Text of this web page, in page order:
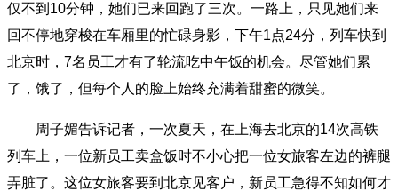
仅不到10分钟，她们已来回跑了三次。一路上，只见她们来
回不停地穿梭在车厢里的忙碌身影，下午1点24分，列车快到
北京时，7名员工才有了轮流吃中午饭的机会。尽管她们累
了，饿了，但每个人的脸上始终充满着甜蜜的微笑。
周子媚告诉记者，一次夏天，在上海去北京的14次高铁
列车上，一位新员工卖盒饭时不小心把一位女旅客左边的裤腿
弄脏了。这位女旅客要到北京见客户，新员工急得不知如何才